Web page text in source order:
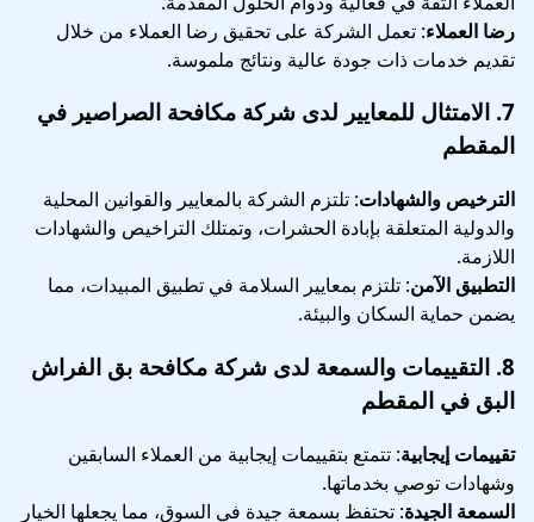
رضا العملاء: تعمل الشركة على تحقيق رضا العملاء من خلال
تقديم خدمات ذات جودة عالية ونتائج ملموسة.
7. الامتثال للمعايير لدى شركة مكافحة الصراصير في
المقطم
الترخيص والشهادات: تلتزم الشركة بالمعايير والقوانين المحلية
والدولية المتعلقة بإبادة الحشرات، وتمتلك التراخيص والشهادات
اللازمة.
التطبيق الآمن: تلتزم بمعايير السلامة في تطبيق المبيدات، مما
يضمن حماية السكان والبيئة.
8. التقييمات والسمعة لدى شركة مكافحة بق الفراش
البق في المقطم
تقييمات إيجابية: تتمتع بتقييمات إيجابية من العملاء السابقين
وشهادات توصي بخدماتها.
السمعة الجيدة: تحتفظ بسمعة جيدة في السوق، مما يجعلها الخيار